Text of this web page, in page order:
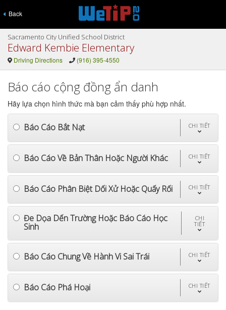
Back
Sacramento City Unified School District
Edward Kembie Elementary
Driving Directions (916) 395-4550
Báo cáo cộng đồng ẩn danh
Hãy lựa chọn hình thức mà bạn cảm thấy phù hợp nhất.
Báo Cáo Bắt Nạt CHI TIẾT
Báo Cáo Về Bản Thân Hoặc Người Khác CHI TIẾT
Báo Cáo Phân Biệt Dối Xử Hoặc Quấy Rối CHI TIẾT
Đe Dọa Dến Trường Hoặc Báo Cáo Học
Sinh
CHI
TIẾT
Báo Cáo Chung Về Hành Vi Sai Trái CHI TIẾT
Báo Cáo Phá Hoại CHI TIẾT